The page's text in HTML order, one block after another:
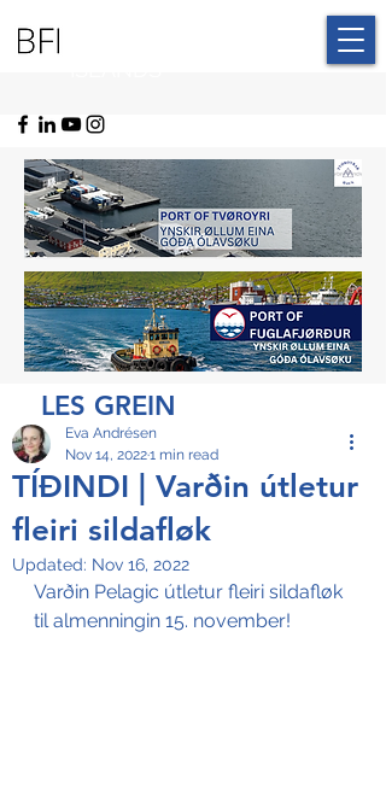
LES GREIN
TÍÐINDI | Varðin útletur
fleiri sildafløk
Eva Andrésen
Nov 14, 20221 min read
Updated: Nov 16, 2022
Varðin Pelagic útletur fleiri sildafløk
til almenningin 15. november!